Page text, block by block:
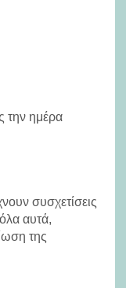
την ημέρα
συσχετίσεις
αυτά,
της